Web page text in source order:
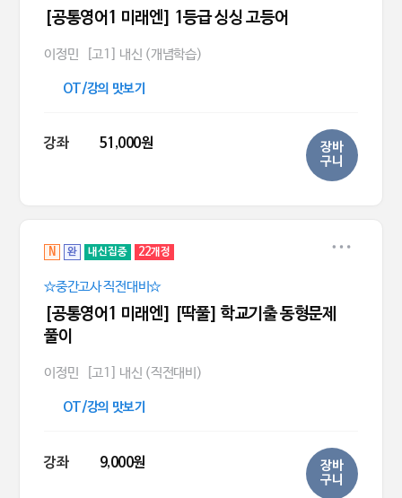
[공통영어1 미래엔] 1등급 싱싱 고등어
이정민 [고1] 내신 (개념학습)
OT/강의 맛보기
강좌 51,000원
장바
구니
N 완 내신집중 22개정
☆중간고사 직전대비☆
[공통영어1 미래엔] [딱풀] 학교기출 동형문제
풀이
이정민 [고1] 내신 (직전대비)
OT/강의 맛보기
강좌 9,000원
장바
구니